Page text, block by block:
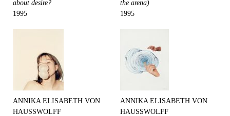
about desire?
1995
the arena)
1995
ANNIKA ELISABETH VON
HAUSSWOLFF
ANNIKA ELISABETH VON
HAUSSWOLFF